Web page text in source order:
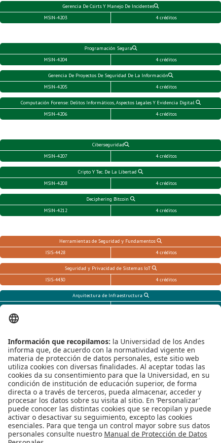
Gerencia De Csirts Y Manejo De Incidentes
MSIN-4203
4 créditos
Programación Segura
MSIN-4204
4 créditos
Gerencia De Proyectos De Seguridad De La Información
MSIN-4205
4 créditos
Computación Forense: Delitos Informáticos, Aspectos Legales Y Evidencia Digital
MSIN-4206
4 créditos
Ciberseguridad
MSIN-4207
4 créditos
Cripto Y Tec. De La Libertad
MSIN-4208
4 créditos
Deciphering Bitcoin
MSIN-4212
4 créditos
Herramientas de Seguridad y Fundamentos
ISIS-4428
4 créditos
Seguridad y Privacidad de Sistemas IoT
ISIS-4430
4 créditos
Arquitectura de Infraestructura
ARTI-4203
4 créditos
Información, Seguridad y Privacidad
MINE-4204
4 créditos